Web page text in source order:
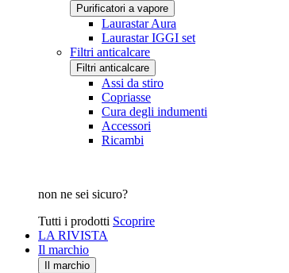
Purificatori a vapore
Laurastar Aura
Laurastar IGGI set
Filtri anticalcare
Filtri anticalcare
Assi da stiro
Copriasse
Cura degli indumenti
Accessori
Ricambi
non ne sei sicuro?
Tutti i prodotti Scoprire
LA RIVISTA
Il marchio
Il marchio